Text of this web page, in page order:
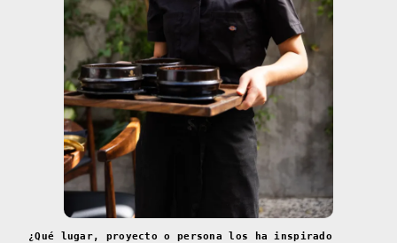
¿Qué lugar, proyecto o persona los ha inspirado